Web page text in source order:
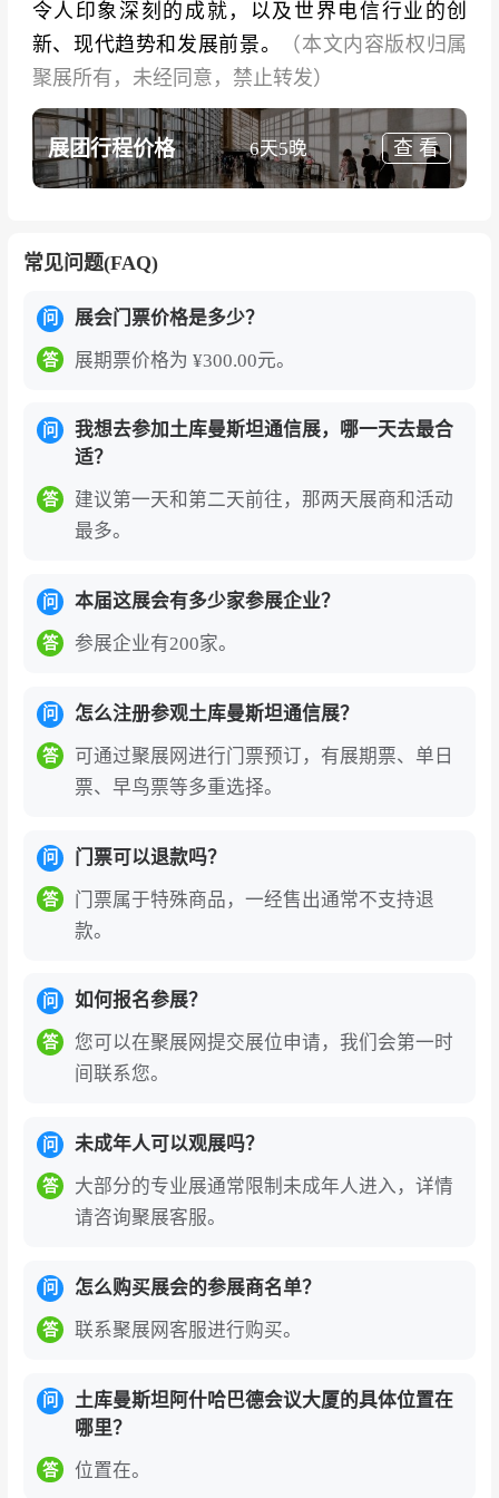
令人印象深刻的成就，以及世界电信行业的创
新、现代趋势和发展前景。
（本文内容版权归属
聚展所有，未经同意，禁止转发）
展团行程价格 6天5晚 查 看
常见问题(FAQ)
问 展会门票价格是多少？
答 展期票价格为 ¥300.00元。
问
我想去参加土库曼斯坦通信展，哪一天去最合
适？
答
建议第一天和第二天前往，那两天展商和活动
最多。
问 本届这展会有多少家参展企业？
答 参展企业有200家。
问 怎么注册参观土库曼斯坦通信展？
答
可通过聚展网进行门票预订，有展期票、单日
票、早鸟票等多重选择。
问 门票可以退款吗？
答
门票属于特殊商品，一经售出通常不支持退
款。
问 如何报名参展？
答
您可以在聚展网提交展位申请，我们会第一时
间联系您。
问 未成年人可以观展吗？
答
大部分的专业展通常限制未成年人进入，详情
请咨询聚展客服。
问 怎么购买展会的参展商名单？
答 联系聚展网客服进行购买。
问
土库曼斯坦阿什哈巴德会议大厦的具体位置在
哪里？
答 位置在。